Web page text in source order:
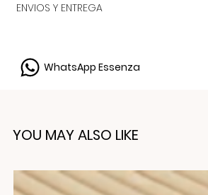
ENVIOS Y ENTREGA
WhatsApp Essenza
YOU MAY ALSO LIKE